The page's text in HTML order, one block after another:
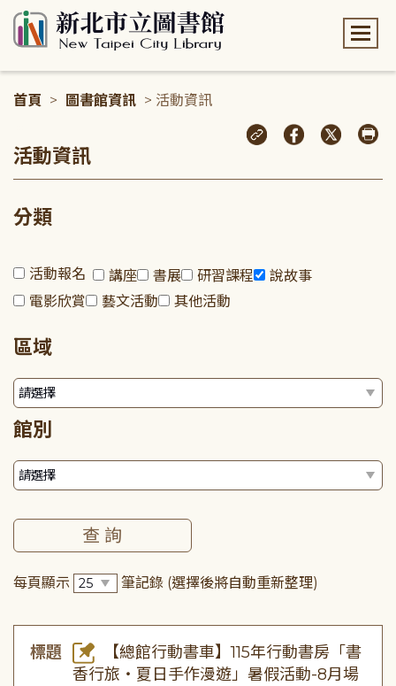
首頁 > 圖書館資訊 > 活動資訊
活動資訊
分類
活動報名 講座 書展 研習課程
說故事
電影欣賞
藝文活動 其他活動
區域
館別
每頁顯示 筆記錄 (選擇後將自動重新整理)
標題
【總館行動書車】115年行動書房「書
香行旅・夏日手作漫遊」暑假活動-8月場